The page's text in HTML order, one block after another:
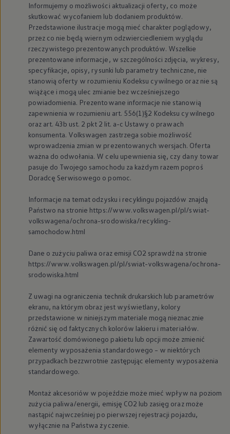
Poradnik kupującego
Volkswagen dla biznesu
Serwis, akcesoria i aktualizacje
myVolkswagen
Serwis i części
Przegląd okresowy
Naprawy i przeglądy
Olej silnikowy i płyny eksploatacyjne
Koła i opony
Pomoc w razie wypadku i awarii
Serwis i części na raty
Pakiet przeglądów dla Twojego Volkswagena
Badanie satysfakcji klienta – oceń nasz serwis
Ubezpieczenie opon
Akcesoria
Sklep online akcesoriów
Koła zimowe
Personalizacja
Urządzenia ładujące
Ochrona i pielęgnacja
Rozwiązania transportowe i bagażowe
Elektronika i rozrywka
Usługi cyfrowe
Aktualizacje oprogramowania, map i radia
Znajdź usługi dla swojego modelu
Połączenie telefonu komórkowego z pojazdem
We Charge
Strefa kierowcy
Informacje dla klientów
Informator o pojeździe
Gwarancje
Lampki ostrzegawcze i sygnalizacyjne
Starsze modele i generacje – archiwum oraz
Certyfikaty
Wszystkie usługi
Oferty serwisowe
Dla przyszłych użytkowników Volkswagena
Dla obecnych użytkowników Volkswagena
Korzyści autoryzowanego serwisowania
Informacje dla warsztatów
Świat Volkswagena
Volkswagen Magazine
Informujemy o możliwości aktualizacji oferty, co może
skutkować wycofaniem lub dodaniem produktów.
Przedstawione ilustracje mogą mieć charakter poglądowy,
przez co nie będą wiernym odzwierciedleniem wyglądu
rzeczywistego prezentowanych produktów. Wszelkie
prezentowane informacje, w szczególności zdjęcia, wykresy,
specyfikacje, opisy, rysunki lub parametry techniczne, nie
stanowią oferty w rozumieniu Kodeksu cywilnego oraz nie są
wiążące i mogą ulec zmianie bez wcześniejszego
powiadomienia. Prezentowane informacje nie stanowią
zapewnienia w rozumieniu art. 556(1)§2 Kodeksu cywilnego
oraz art. 43b ust. 2 pkt 2 lit. a-c Ustawy o prawach
konsumenta. Volkswagen zastrzega sobie możliwość
wprowadzenia zmian w prezentowanych wersjach. Oferta
ważna do odwołania. W celu upewnienia się, czy dany towar
pasuje do Twojego samochodu za każdym razem poproś
Doradcę Serwisowego o pomoc.
Informacje na temat odzysku i recyklingu pojazdów znajdą
Państwo na stronie https://www.volkswagen.pl/pl/swiat-
volkswagena/ochrona-srodowiska/recykling-
samochodow.html
Dane o zużyciu paliwa oraz emisji CO2 sprawdź na stronie
https://www.volkswagen.pl/pl/swiat-volkswagena/ochrona-
srodowiska.html
Z uwagi na ograniczenia technik drukarskich lub parametrów
ekranu, na którym obraz jest wyświetlany, kolory
przedstawione w niniejszym materiale mogą nieznacznie
różnić się od faktycznych kolorów lakieru i materiałów.
Zawartość domówionego pakietu lub opcji może zmienić
elementy wyposażenia standardowego – w niektórych
przypadkach bezzwrotnie zastępując elementy wyposażenia
standardowego.
Montaż akcesoriów w pojeździe może mieć wpływ na poziom
zużycia paliwa/energii, emisję CO2 lub zasięg oraz może
nastąpić najwcześniej po pierwszej rejestracji pojazdu,
wyłącznie na Państwa życzenie.